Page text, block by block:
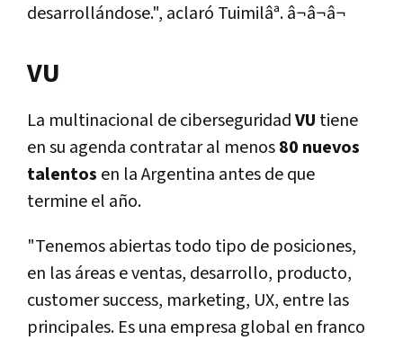
desarrollándose.", aclaró Tuimilâª. â¬â¬â¬
VU
La multinacional de ciberseguridadVU tiene
en su agenda contratar al menos80 nuevos
talentos en la Argentina antes de que
termine el año.
"Tenemos abiertas todo tipo de posiciones,
en las áreas e ventas, desarrollo, producto,
customer success, marketing, UX, entre las
principales. Es una empresa global en franco